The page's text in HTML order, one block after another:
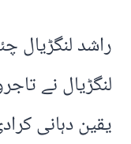
راشد لنگڑیال
لنگڑیال نے
یقین دہانی